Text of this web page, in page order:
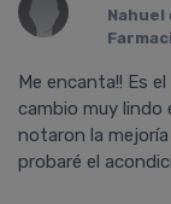
Nahuel
Me encanta!! Es
cambio muy lindo
notaron la
probaré el